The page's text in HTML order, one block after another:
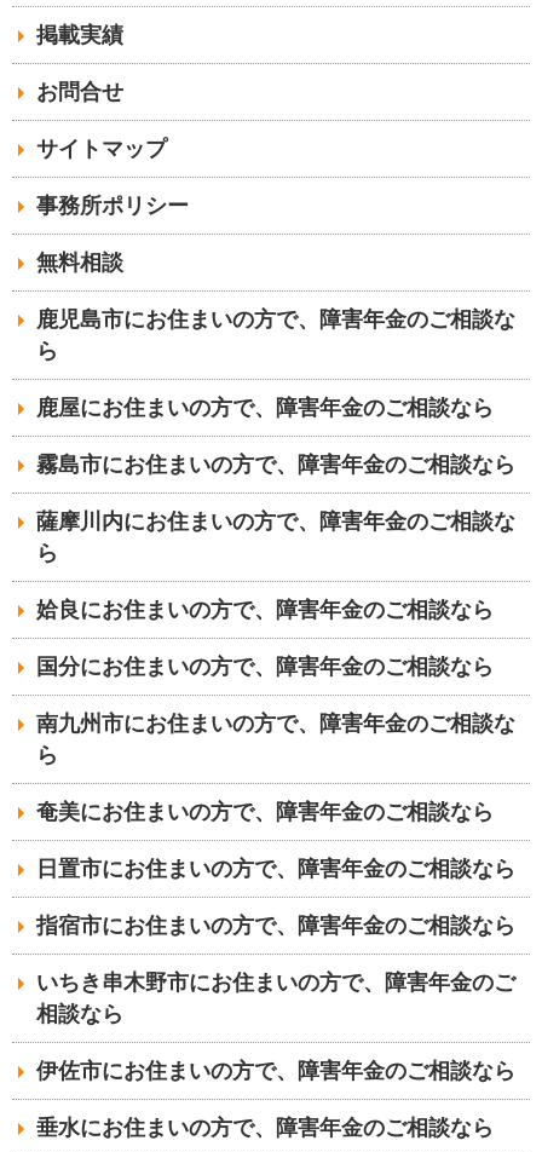
掲載実績
お問合せ
サイトマップ
事務所ポリシー
無料相談
鹿児島市にお住まいの方で、障害年金のご相談な
ら
鹿屋にお住まいの方で、障害年金のご相談なら
霧島市にお住まいの方で、障害年金のご相談なら
薩摩川内にお住まいの方で、障害年金のご相談な
ら
姶良にお住まいの方で、障害年金のご相談なら
国分にお住まいの方で、障害年金のご相談なら
南九州市にお住まいの方で、障害年金のご相談な
ら
奄美にお住まいの方で、障害年金のご相談なら
日置市にお住まいの方で、障害年金のご相談なら
指宿市にお住まいの方で、障害年金のご相談なら
いちき串木野市にお住まいの方で、障害年金のご
相談なら
伊佐市にお住まいの方で、障害年金のご相談なら
垂水にお住まいの方で、障害年金のご相談なら